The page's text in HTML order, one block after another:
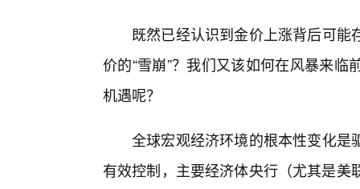
既然已经认识到金价上涨背后可
价的“雪崩”？我们又该如何在风暴来
机遇呢？
全球宏观经济环境的根本性变化是
有效控制，主要经济体央行（尤其是